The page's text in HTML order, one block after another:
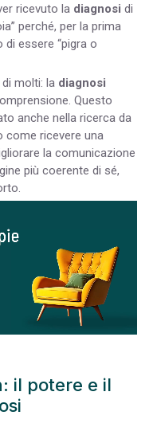
ricevuto la diagnosi di
perché, per la prima
di essere “pigra o
molti: la diagnosi
Questo
anche nella ricerca da
come ricevere una
la comunicazione
più coerente di sé,
il potere e il